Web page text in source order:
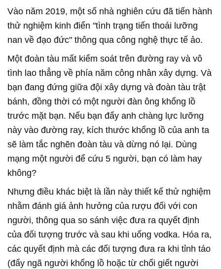
Vào năm 2019, một số nhà nghiên cứu đã tiến hành
thử nghiệm kinh điển "tình trạng tiến thoái lưỡng
nan về đạo đức" thông qua công nghệ thực tế ảo.
Một đoàn tàu mất kiểm soát trên đường ray và vô
tình lao thẳng về phía năm công nhân xây dựng. Và
bạn đang đứng giữa đội xây dựng và đoàn tàu trật
bánh, đồng thời có một người đàn ông khổng lồ
trước mặt bạn. Nếu bạn đẩy anh chàng lực lưỡng
này vào đường ray, kích thước khổng lồ của anh ta
sẽ làm tắc nghẽn đoàn tàu và dừng nó lại. Dùng
mạng một người để cứu 5 người, bạn có làm hay
không?
Nhưng điều khác biệt là lần này thiết kế thử nghiệm
nhằm đánh giá ảnh hưởng của rượu đối với con
người, thông qua so sánh việc đưa ra quyết định
của đối tượng trước và sau khi uống vodka. Hóa ra,
các quyết định mà các đối tượng đưa ra khi tỉnh táo
(đẩy ngã người khổng lồ hoặc từ chối giết người